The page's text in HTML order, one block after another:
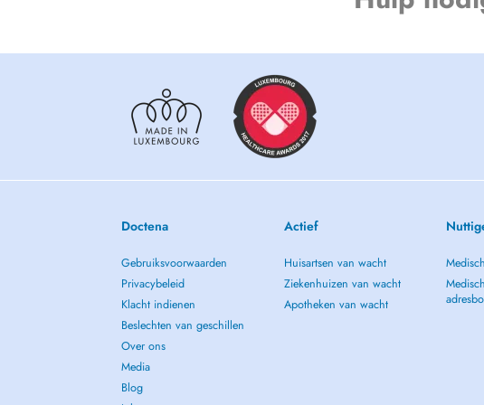
Doctena
Gebruiksvoorwaarden
Privacybeleid
Klacht indienen
Beslechten van geschillen
Over ons
Media
Blog
Actief
Huisartsen van wacht
Ziekenhuizen van wacht
Apotheken van wacht